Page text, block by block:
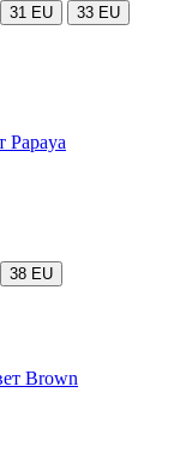
31 EU
33 EU
38 EU